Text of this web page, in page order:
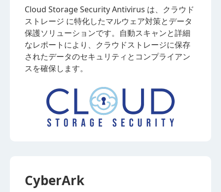
Cloud Storage Security Antivirus は、クラウド
ストレージ に特化したマルウェア対策とデータ
保護ソリューションです。自動スキャンと詳細
なレポートにより、クラウドストレージに保存
されたデータのセキュリティとコンプライアン
スを確保します。
CyberArk